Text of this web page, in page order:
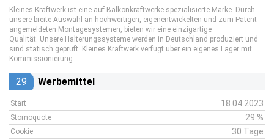
Kleines Kraftwerk ist eine auf Balkonkraftwerke spezialisierte Marke. Durch
unsere breite Auswahl an hochwertigen, eigenentwickelten und zum Patent
angemeldeten Montagesystemen, bieten wir eine einzigartige
Qualität. Unsere Halterungssysteme werden in Deutschland produziert und
sind statisch geprüft. Kleines Kraftwerk verfügt über ein eigenes Lager mit
Kommissionierung.
29 Werbemittel
Start 18.04.2023
Stornoquote 29 %
Cookie 30 Tage